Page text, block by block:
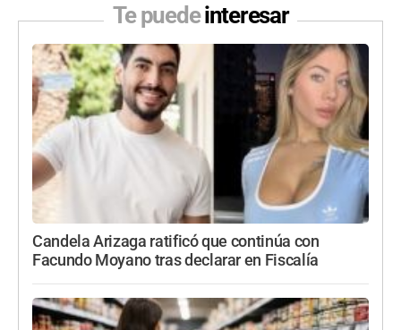
Te puedeinteresar
Candela Arizaga ratificó que continúa con
Facundo Moyano tras declarar en Fiscalía